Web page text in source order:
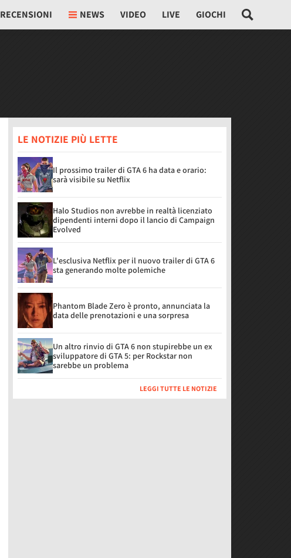
RECENSIONI NEWS VIDEO LIVE GIOCHI
LE NOTIZIE PIÙ LETTE
Il prossimo trailer di GTA 6 ha data e orario:
sarà visibile su Netflix
Halo Studios non avrebbe in realtà licenziato
dipendenti interni dopo il lancio di Campaign
Evolved
L'esclusiva Netflix per il nuovo trailer di GTA 6
sta generando molte polemiche
Phantom Blade Zero è pronto, annunciata la
data delle prenotazioni e una sorpresa
Un altro rinvio di GTA 6 non stupirebbe un ex
sviluppatore di GTA 5: per Rockstar non
sarebbe un problema
LEGGI TUTTE LE NOTIZIE